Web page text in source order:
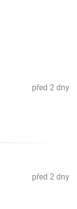
před 2 dny
před 2 dny